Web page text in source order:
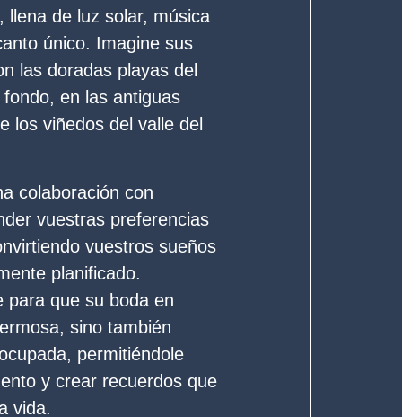
llena de luz solar, música
único. Imagine sus
las doradas playas del
en las antiguas
los viñedos del valle del
colaboración con
vuestras preferencias
vuestros sueños
planificado.
para que su boda en
sino también
permitiéndole
y crear recuerdos que
vida.